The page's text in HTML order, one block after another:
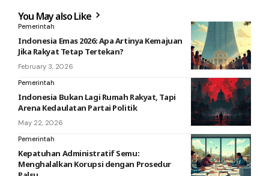
You May also Like
Pemerintah
Indonesia Emas 2026: Apa Artinya Kemajuan
Jika Rakyat Tetap Tertekan?
February 3, 2026
Pemerintah
Indonesia Bukan Lagi Rumah Rakyat, Tapi
Arena Kedaulatan Partai Politik
May 22, 2026
Pemerintah
Kepatuhan Administratif Semu:
Menghalalkan Korupsi dengan Prosedur